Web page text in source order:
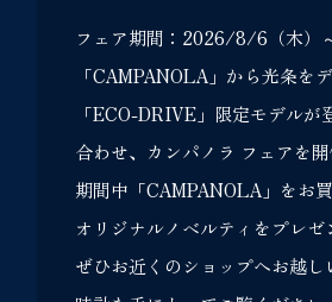
フェア期間：2026/8/6（木）
「CAMPANOLA」から光条を
「ECO-DRIVE」限定モデルが
合わせ、カンパノラ フェアを開
期間中「CAMPANOLA」をお
オリジナルノベルティをプレゼ
ぜひお近くのショップへお越